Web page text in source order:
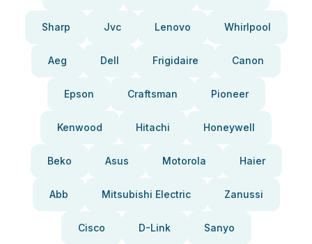
Sharp Jvc Lenovo Whirlpool
Aeg Dell Frigidaire Canon
Epson Craftsman Pioneer
Kenwood Hitachi Honeywell
Beko Asus Motorola Haier
Abb Mitsubishi Electric Zanussi
Cisco D-Link Sanyo